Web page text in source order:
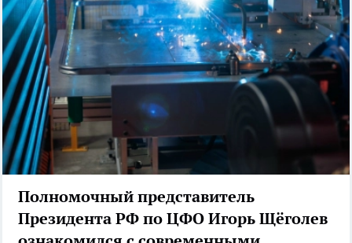
Полномочный представитель
Президента РФ по ЦФО Игорь Щёголев